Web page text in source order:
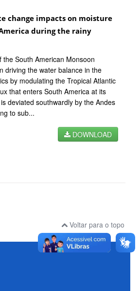
change impacts on moisture
during the rainy
the South American Monsoon
driving the water balance in the
by modulating the Tropical Atlantic
that enters South America at its
deviated southwardly by the Andes
to sub...
DOWNLOAD
Voltar para o topo